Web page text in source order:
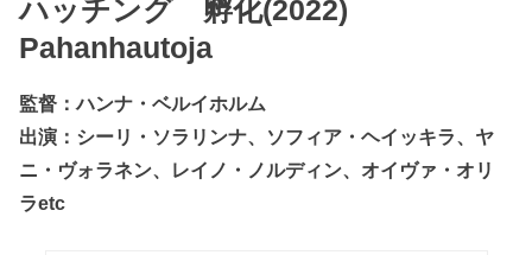
ハッチング 孵化(2022)
Pahanhautoja
監督：ハンナ・ベルイホルム
出演：シーリ・ソラリンナ、ソフィア・ヘイッキラ、ヤ
ニ・ヴォラネン、レイノ・ノルディン、オイヴァ・オリ
ラetc